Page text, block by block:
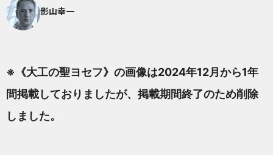
影山幸一
※《大工の聖ヨセフ》の画像は2024年12月から1年
間掲載しておりましたが、掲載期間終了のため削除
しました。